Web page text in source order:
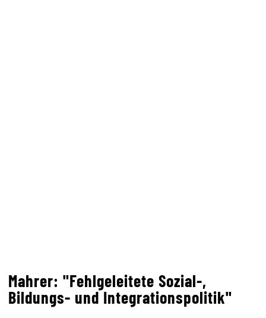
Mahrer: "Fehlgeleitete Sozial-,
Bildungs- und Integrationspolitik"